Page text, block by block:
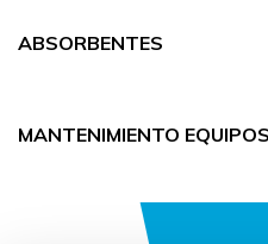
ABSORBENTES
MANTENIMIENTO